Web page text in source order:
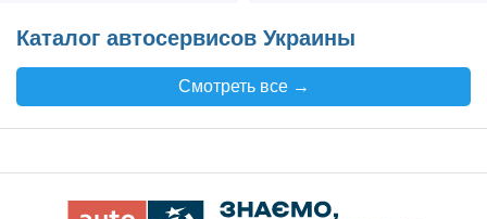
Каталог автосервисов Украины
Смотреть все →